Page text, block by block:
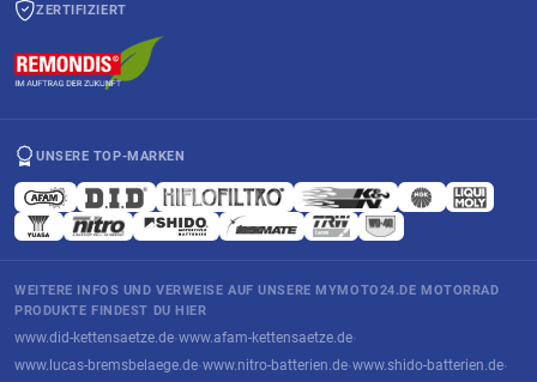
ZERTIFIZIERT
UNSERE TOP-MARKEN
WEITERE INFOS UND VERWEISE AUF UNSERE MYMOTO24.DE MOTORRAD
PRODUKTE FINDEST DU HIER
www.did-kettensaetze.de·www.afam-kettensaetze.de·
www.lucas-bremsbelaege.de·www.nitro-batterien.de·www.shido-batterien.de·